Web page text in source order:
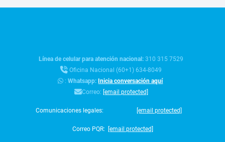
Línea de celular para atención nacional:310 315 7529
Oficina Nacional (60+1) 634-8049
:Whatsapp:Inicia conversación aquí
Correo: [email protected]
Comunicaciones legales: [email protected]
Correo PQR: [email protected]